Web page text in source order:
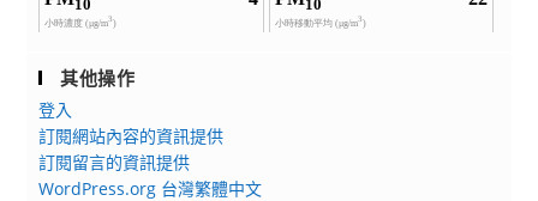
其他操作
登入
訂閱網站內容的資訊提供
訂閱留言的資訊提供
WordPress.org 台灣繁體中文